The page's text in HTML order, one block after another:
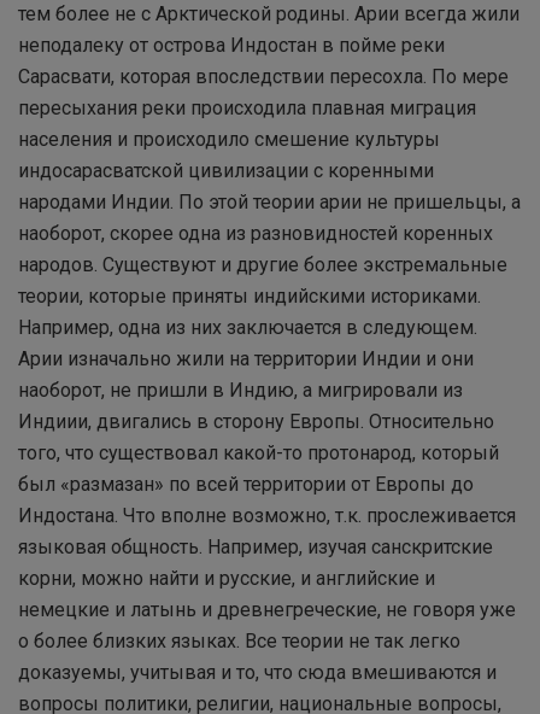
тем более не с Арктической родины. Арии всегда жили
неподалеку от острова Индостан в пойме реки
Сарасвати, которая впоследствии пересохла. По мере
пересыхания реки происходила плавная миграция
населения и происходило смешение культуры
индосарасватской цивилизации с коренными
народами Индии. По этой теории арии не пришельцы, а
наоборот, скорее одна из разновидностей коренных
народов. Существуют и другие более экстремальные
теории, которые приняты индийскими историками.
Например, одна из них заключается в следующем.
Арии изначально жили на территории Индии и они
наоборот, не пришли в Индию, а мигрировали из
Индиии, двигались в сторону Европы. Относительно
того, что существовал какой-то протонарод, который
был «размазан» по всей территории от Европы до
Индостана. Что вполне возможно, т.к. прослеживается
языковая общность. Например, изучая санскритские
корни, можно найти и русские, и английские и
немецкие и латынь и древнегреческие, не говоря уже
о более близких языках. Все теории не так легко
доказуемы, учитывая и то, что сюда вмешиваются и
вопросы политики, религии, национальные вопросы,